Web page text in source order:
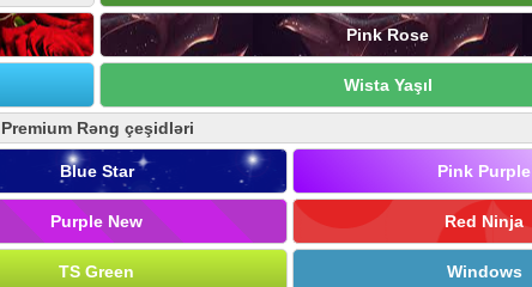
Pink Rose
Wista Yaşıl
Premium Rəng çeşidləri
Blue Star Pink Purple
Purple New Red Ninja
TS Green Windows